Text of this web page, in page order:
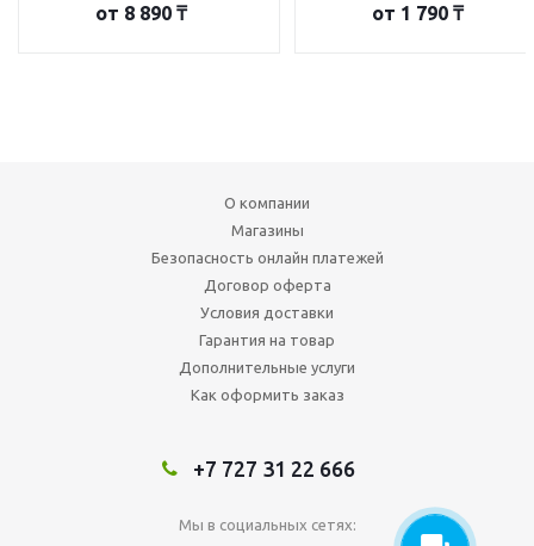
от 8 890 ₸ от 1 790 ₸
О компании
Магазины
Безопасность онлайн платежей
Договор оферта
Условия доставки
Гарантия на товар
Дополнительные услуги
Как оформить заказ
+7 727 31 22 666
Мы в социальных сетях: